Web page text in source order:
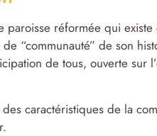
paroisse réformée qui
“communauté” de son
de tous, ouverte sur
caractéristiques de la